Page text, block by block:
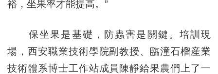
裕，坐果率才能提高。”
保坐果是基礎，防蟲害是關鍵。培訓現
場，西安職業技術學院副教授、臨潼石榴産業
技術體系博士工作站成員陳靜給果農們上了一